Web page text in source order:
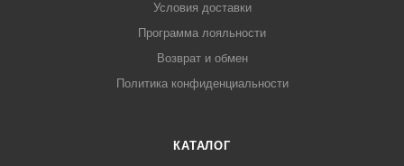
Условия доставки
Программа лояльности
Возврат и обмен
Политика конфиденциальности
КАТАЛОГ